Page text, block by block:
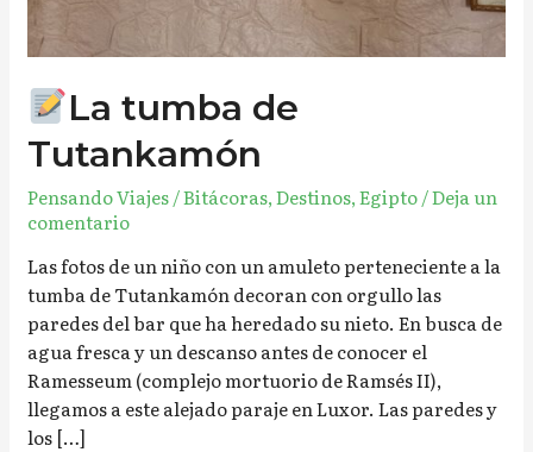
La tumba de
Tutankamón
Pensando Viajes/Bitácoras,Destinos,Egipto/Deja un
comentario
Las fotos de un niño con un amuleto perteneciente a la
tumba de Tutankamón decoran con orgullo las
paredes del bar que ha heredado su nieto. En busca de
agua fresca y un descanso antes de conocer el
Ramesseum (complejo mortuorio de Ramsés II),
llegamos a este alejado paraje en Luxor. Las paredes y
los […]